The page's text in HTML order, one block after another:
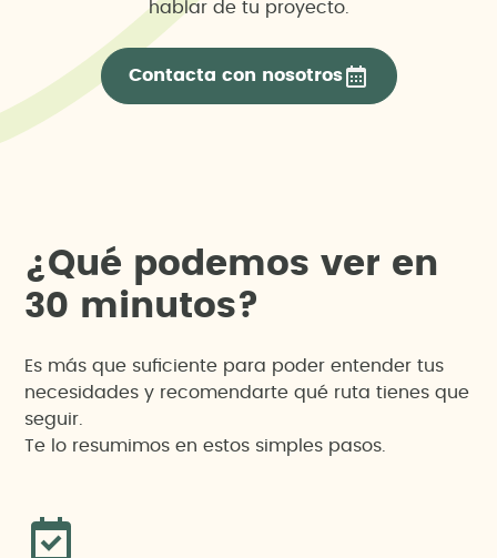
hablar de tu proyecto.
Contacta con nosotros
¿Qué pod emos ver en
30 minutos?
Es más que suficiente para poder entender tus
necesidades y recomendarte qué ruta tienes que
seguir.
Te lo resumimos en estos simples pasos.